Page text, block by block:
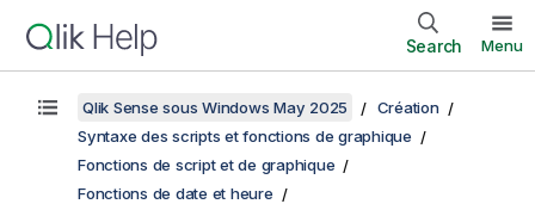
Search Menu
Qlik Sense sous Windows May 2025
Création
Syntaxe des scripts et fonctions de graphique
Fonctions de script et de graphique
Fonctions de date et heure